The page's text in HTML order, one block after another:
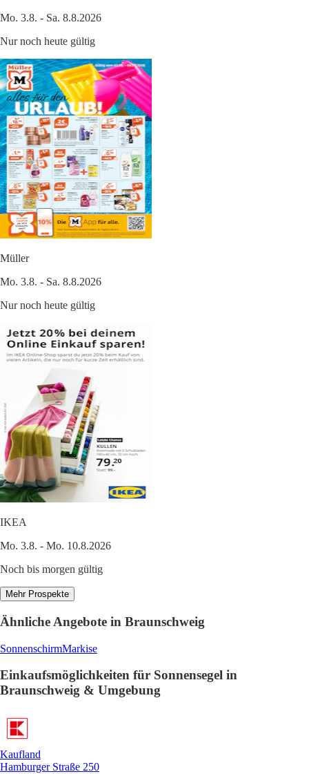
Mo. 3.8. - Sa. 8.8.2026
Nur noch heute gültig
Müller
Mo. 3.8. - Sa. 8.8.2026
Nur noch heute gültig
IKEA
Mo. 3.8. - Mo. 10.8.2026
Noch bis morgen gültig
Mehr Prospekte
Ähnliche Angebote in Braunschweig
SonnenschirmMarkise
Einkaufsmöglichkeiten für Sonnensegel in
Braunschweig & Umgebung
Kaufland
Hamburger Straße 250